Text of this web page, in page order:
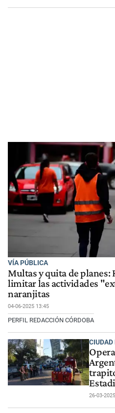
VÍA PÚBLICA
Multas y quita de planes:
limitar las actividades
naranjitas
04-06-2025 13:45
PERFIL REDACCIÓN CÓRDOBA
CIUDAD
26-03-